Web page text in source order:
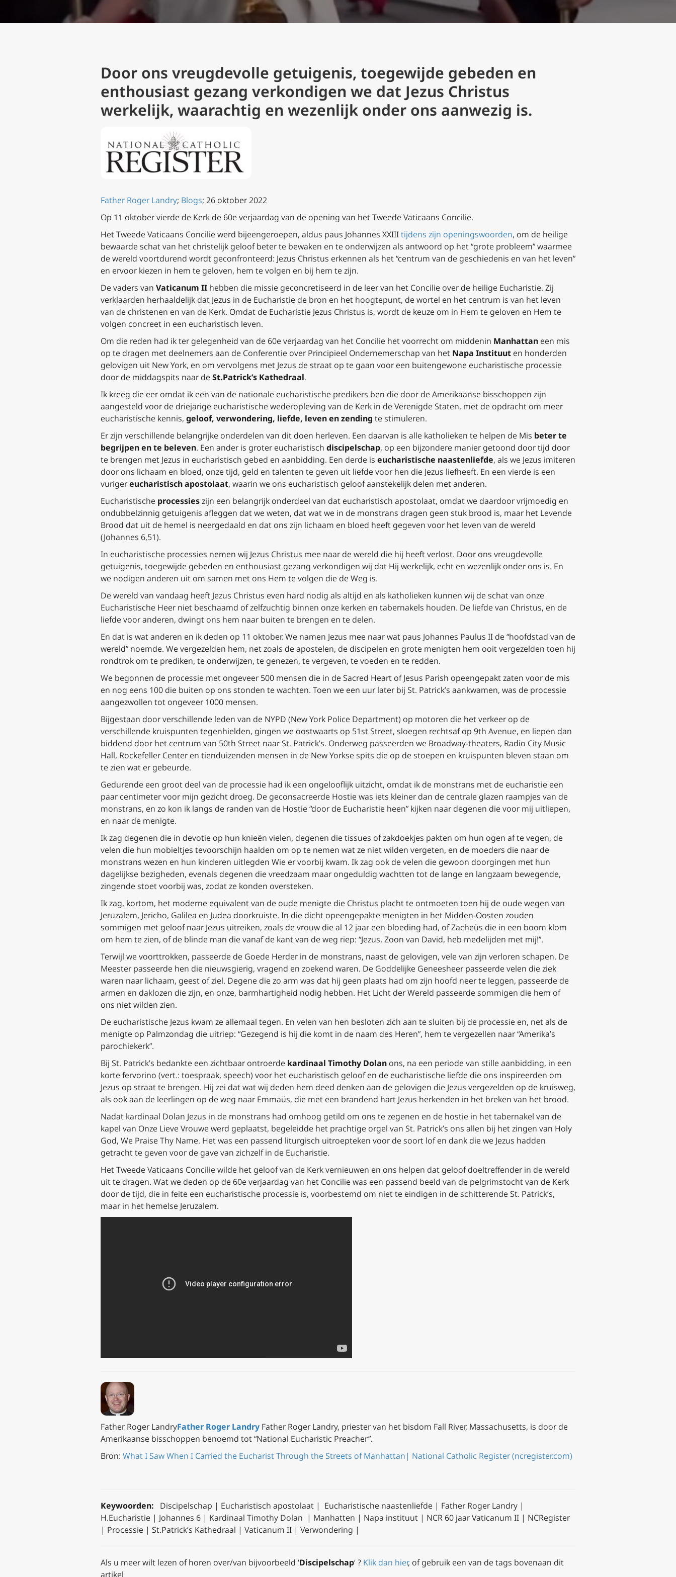
Door ons vreugdevolle getuigenis, toegewijde gebeden en
enthousiast gezang verkondigen we dat Jezus Christus
werkelijk, waarachtig en wezenlijk onder ons aanwezig is.
Father Roger Landry; Blogs; 26 oktober 2022
Op 11 oktober vierde de Kerk de 60e verjaardag van de opening van het Tweede Vaticaans Concilie.
Het Tweede Vaticaans Concilie werd bijeengeroepen, aldus paus Johannes XXIIItijdens zijn openingswoorden, om de heilige
bewaarde schat van het christelijk geloof beter te bewaken en te onderwijzen als antwoord op het “grote probleem” waarmee
de wereld voortdurend wordt geconfronteerd: Jezus Christus erkennen als het “centrum van de geschiedenis en van het leven”
en ervoor kiezen in hem te geloven, hem te volgen en bij hem te zijn.
De vaders van Vaticanum II hebben die missie geconcretiseerd in de leer van het Concilie over de heilige Eucharistie. Zij
verklaarden herhaaldelijk dat Jezus in de Eucharistie de bron en het hoogtepunt, de wortel en het centrum is van het leven
van de christenen en van de Kerk. Omdat de Eucharistie Jezus Christus is, wordt de keuze om in Hem te geloven en Hem te
volgen concreet in een eucharistisch leven.
Om die reden had ik ter gelegenheid van de 60e verjaardag van het Concilie het voorrecht om middenin Manhattan een mis
op te dragen met deelnemers aan de Conferentie over Principieel Ondernemerschap van het Napa Instituut en honderden
gelovigen uit New York, en om vervolgens met Jezus de straat op te gaan voor een buitengewone eucharistische processie
door de middagspits naar de St.Patrick’s Kathedraal.
Ik kreeg die eer omdat ik een van de nationale eucharistische predikers ben die door de Amerikaanse bisschoppen zijn
aangesteld voor de driejarige eucharistische wederopleving van de Kerk in de Verenigde Staten, met de opdracht om meer
eucharistische kennis, geloof, verwondering, liefde, leven en zending te stimuleren.
Er zijn verschillende belangrijke onderdelen van dit doen herleven. Een daarvan is alle katholieken te helpen de Mis beter te
begrijpen en te beleven. Een ander is groter eucharistisch discipelschap, op een bijzondere manier getoond door tijd door
te brengen met Jezus in eucharistisch gebed en aanbidding. Een derde is eucharistische naastenliefde, als we Jezus imiteren
door ons lichaam en bloed, onze tijd, geld en talenten te geven uit liefde voor hen die Jezus liefheeft. En een vierde is een
vurigereucharistisch apostolaat, waarin we ons eucharistisch geloof aanstekelijk delen met anderen.
Eucharistische processieszijn een belangrijk onderdeel van dat eucharistisch apostolaat, omdat we daardoor vrijmoedig en
ondubbelzinnig getuigenis afleggen dat we weten, dat wat we in de monstrans dragen geen stuk brood is, maar het Levende
Brood dat uit de hemel is neergedaald en dat ons zijn lichaam en bloed heeft gegeven voor het leven van de wereld
(Johannes 6,51).
In eucharistische processies nemen wij Jezus Christus mee naar de wereld die hij heeft verlost. Door ons vreugdevolle
getuigenis, toegewijde gebeden en enthousiast gezang verkondigen wij dat Hij werkelijk, echt en wezenlijk onder ons is. En
we nodigen anderen uit om samen met ons Hem te volgen die de Weg is.
De wereld van vandaag heeft Jezus Christus even hard nodig als altijd en als katholieken kunnen wij de schat van onze
Eucharistische Heer niet beschaamd of zelfzuchtig binnen onze kerken en tabernakels houden. De liefde van Christus, en de
liefde voor anderen, dwingt ons hem naar buiten te brengen en te delen.
En dat is wat anderen en ik deden op 11 oktober. We namen Jezus mee naar wat paus Johannes Paulus II de “hoofdstad van de
wereld” noemde. We vergezelden hem, net zoals de apostelen, de discipelen en grote menigten hem ooit vergezelden toen hij
rondtrok om te prediken, te onderwijzen, te genezen, te vergeven, te voeden en te redden.
We begonnen de processie met ongeveer 500 mensen die in de Sacred Heart of Jesus Parish opeengepakt zaten voor de mis
en nog eens 100 die buiten op ons stonden te wachten. Toen we een uur later bij St. Patrick’s aankwamen, was de processie
aangezwollen tot ongeveer 1000 mensen.
Bijgestaan door verschillende leden van de NYPD (New York Police Department) op motoren die het verkeer op de
verschillende kruispunten tegenhielden, gingen we oostwaarts op 51st Street, sloegen rechtsaf op 9th Avenue, en liepen dan
biddend door het centrum van 50th Street naar St. Patrick’s. Onderweg passeerden we Broadway-theaters, Radio City Music
Hall, Rockefeller Center en tienduizenden mensen in de New Yorkse spits die op de stoepen en kruispunten bleven staan om
te zien wat er gebeurde.
Gedurende een groot deel van de processie had ik een ongelooflijk uitzicht, omdat ik de monstrans met de eucharistie een
paar centimeter voor mijn gezicht droeg. De geconsacreerde Hostie was iets kleiner dan de centrale glazen raampjes van de
monstrans, en zo kon ik langs de randen van de Hostie “door de Eucharistie heen” kijken naar degenen die voor mij uitliepen,
en naar de menigte.
Ik zag degenen die in devotie op hun knieën vielen, degenen die tissues of zakdoekjes pakten om hun ogen af te vegen, de
velen die hun mobieltjes tevoorschijn haalden om op te nemen wat ze niet wilden vergeten, en de moeders die naar de
monstrans wezen en hun kinderen uitlegden Wie er voorbij kwam. Ik zag ook de velen die gewoon doorgingen met hun
dagelijkse bezigheden, evenals degenen die vreedzaam maar ongeduldig wachtten tot de lange en langzaam bewegende,
zingende stoet voorbij was, zodat ze konden oversteken.
Ik zag, kortom, het moderne equivalent van de oude menigte die Christus placht te ontmoeten toen hij de oude wegen van
Jeruzalem, Jericho, Galilea en Judea doorkruiste. In die dicht opeengepakte menigten in het Midden-Oosten zouden
sommigen met geloof naar Jezus uitreiken, zoals de vrouw die al 12 jaar een bloeding had, of Zacheüs die in een boom klom
om hem te zien, of de blinde man die vanaf de kant van de weg riep: “Jezus, Zoon van David, heb medelijden met mij!”.
Terwijl we voorttrokken, passeerde de Goede Herder in de monstrans, naast de gelovigen, vele van zijn verloren schapen. De
Meester passeerde hen die nieuwsgierig, vragend en zoekend waren. De Goddelijke Geneesheer passeerde velen die ziek
waren naar lichaam, geest of ziel. Degene die zo arm was dat hij geen plaats had om zijn hoofd neer te leggen, passeerde de
armen en daklozen die zijn, en onze, barmhartigheid nodig hebben. Het Licht der Wereld passeerde sommigen die hem of
ons niet wilden zien.
De eucharistische Jezus kwam ze allemaal tegen. En velen van hen besloten zich aan te sluiten bij de processie en, net als de
menigte op Palmzondag die uitriep: “Gezegend is hij die komt in de naam des Heren”, hem te vergezellen naar “Amerika’s
parochiekerk”.
Bij St. Patrick’s bedankte een zichtbaar ontroerde kardinaal Timothy Dolan ons, na een periode van stille aanbidding, in een
korte fervorino (vert.: toespraak, speech) voor het eucharistisch geloof en de eucharistische liefde die ons inspireerden om
Jezus op straat te brengen. Hij zei dat wat wij deden hem deed denken aan de gelovigen die Jezus vergezelden op de kruisweg,
als ook aan de leerlingen op de weg naar Emmaüs, die met een brandend hart Jezus herkenden in het breken van het brood.
Nadat kardinaal Dolan Jezus in de monstrans had omhoog getild om ons te zegenen en de hostie in het tabernakel van de
kapel van Onze Lieve Vrouwe werd geplaatst, begeleidde het prachtige orgel van St. Patrick’s ons allen bij het zingen van Holy
God, We Praise Thy Name. Het was een passend liturgisch uitroepteken voor de soort lof en dank die we Jezus hadden
getracht te geven voor de gave van zichzelf in de Eucharistie.
Het Tweede Vaticaans Concilie wilde het geloof van de Kerk vernieuwen en ons helpen dat geloof doeltreffender in de wereld
uit te dragen. Wat we deden op de 60e verjaardag van het Concilie was een passend beeld van de pelgrimstocht van de Kerk
door de tijd, die in feite een eucharistische processie is, voorbestemd om niet te eindigen in de schitterende St. Patrick’s,
maar in het hemelse Jeruzalem.
Father Roger LandryFather Roger Landry Father Roger Landry, priester van het bisdom Fall River, Massachusetts, is door de
Amerikaanse bisschoppen benoemd tot “National Eucharistic Preacher”.
Bron: What I Saw When I Carried the Eucharist Through the Streets of Manhattan| National Catholic Register (ncregister.com)
Keywoorden:
Discipelschap | Eucharistisch apostolaat | Eucharistische naastenliefde | Father Roger Landry |
H.Eucharistie | Johannes 6 | Kardinaal Timothy Dolan | Manhatten | Napa instituut | NCR 60 jaar Vaticanum II | NCRegister
| Processie | St.Patrick’s Kathedraal | Vaticanum II | Verwondering |
Als u meer wilt lezen of horen over/van bijvoorbeeld ‘Discipelschap‘ ? Klik dan hier, of gebruik een van de tags bovenaan dit
artikel